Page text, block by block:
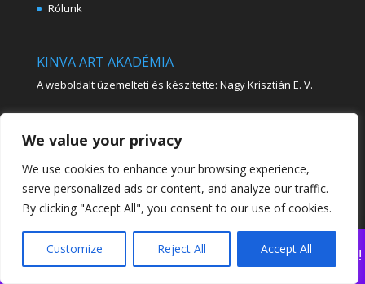
We value your privacy
We use cookies to enhance your browsing experience,
serve personalized ads or content, and analyze our traffic.
By clicking "Accept All", you consent to our use of cookies.
Customize Reject All Accept All
Nézd meg legújabb online festőtanfolyamunkat!
Bezárás
Rólunk
KINVA ART AKADÉMIA
A weboldalt üzemelteti és készítette: Nagy Krisztián E. V.
Cím:
Nagy Krisztián E. V. és Kinva Art Bt. 7146. Várdomb,
Telefonszám:E-mail cím: